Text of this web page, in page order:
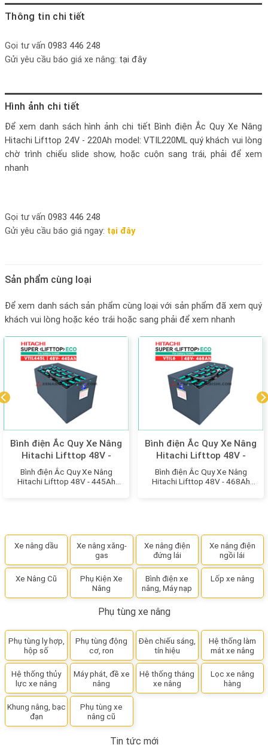
Thông tin chi tiết
Gọi tư vấn 0983 446 248
Gửi yêu cầu báo giá xe nâng: tại đây
Hình ảnh chi tiết
Để xem danh sách hình ảnh chi tiết Bình điện Ắc Quy Xe Nâng
Hitachi Lifttop 24V - 220Ah model: VTIL220MLquý khách vui lòng
chờ trình chiếu slide show, hoặc cuộn sang trái, phải để xem
nhanh
Gọi tư vấn 0983 446 248
Gửi yêu cầu báo giá ngay: tại đây
Sản phẩm cùng loại
Để xem danh sách sản phẩm cùng loại với sản phẩm đã xem quý
khách vui lòng hoặc kéo trái hoặc sang phải để xem nhanh
Bình điện Ắc Quy Xe Nâng
Hitachi Lifttop 48V -
445Ah model: VTIL445L
Bình điện Ắc Quy Xe Nâng
Hitachi Lifttop 48V - 445Ah
Bình điện Ắc Quy Xe Nâng
Hitachi Lifttop 48V -
468Ah model: VTIL6
Bình điện Ắc Quy Xe Nâng
Hitachi Lifttop 48V - 468Ah
Xe nâng dầu
Xe nâng xăng-
gas
Xe nâng điện
đứng lái
Xe nâng điện
ngồi lái
Xe Nâng Cũ
Phụ Kiện Xe
Nâng
Bình điện xe
nâng, Máy nạp
Lốp xe nâng
Phụ tùng xe nâng
Phụ tùng ly hợp,
hộp số
Phụ tùng động
cơ, ron
Đèn chiếu sáng,
tín hiệu
Hệ thống làm
mát xe nâng
Hệ thống thủy
lực xe nâng
Máy phát, đề xe
nâng
Hệ thống thắng
xe nâng
Lọc xe nâng
hàng
Khung nâng, bạc
đạn
Phụ tùng xe
nâng cũ
Tin tức mới